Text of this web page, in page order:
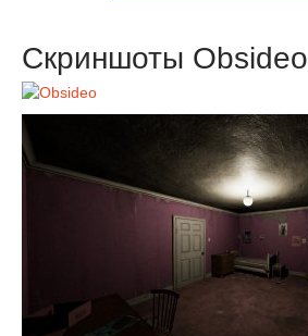
Скриншоты Obsideo